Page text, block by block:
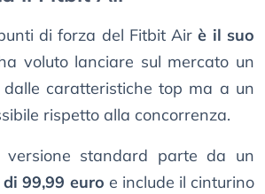
di forza del Fitbit Airè il suo
voluto lanciare sul mercato un
caratteristiche top ma a un
rispetto alla concorrenza.
standard parte da un
99,99 euro e include il cinturino